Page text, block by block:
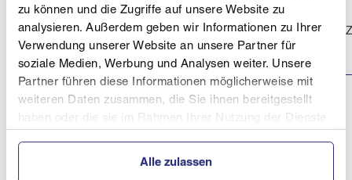
zu können und die Zugriffe auf unsere Website zu
analysieren. Außerdem geben wir Informationen zu Ihrer
Verwendung unserer Website an unsere Partner für
soziale Medien, Werbung und Analysen weiter. Unsere
Partner führen diese Informationen möglicherweise mit
weiteren Daten zusammen, die Sie ihnen bereitgestellt
Alle zulassen
08.03.2026
OÖ Energie AG
LMS Schüler*innen
powered by
Piste Trinkl
OÖ Energie AG
LMS Schüler*innen
Hisense
Piste Trinkl